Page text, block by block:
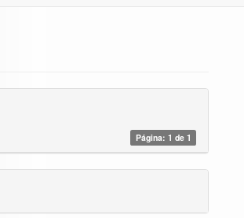
Página: 1 de 1